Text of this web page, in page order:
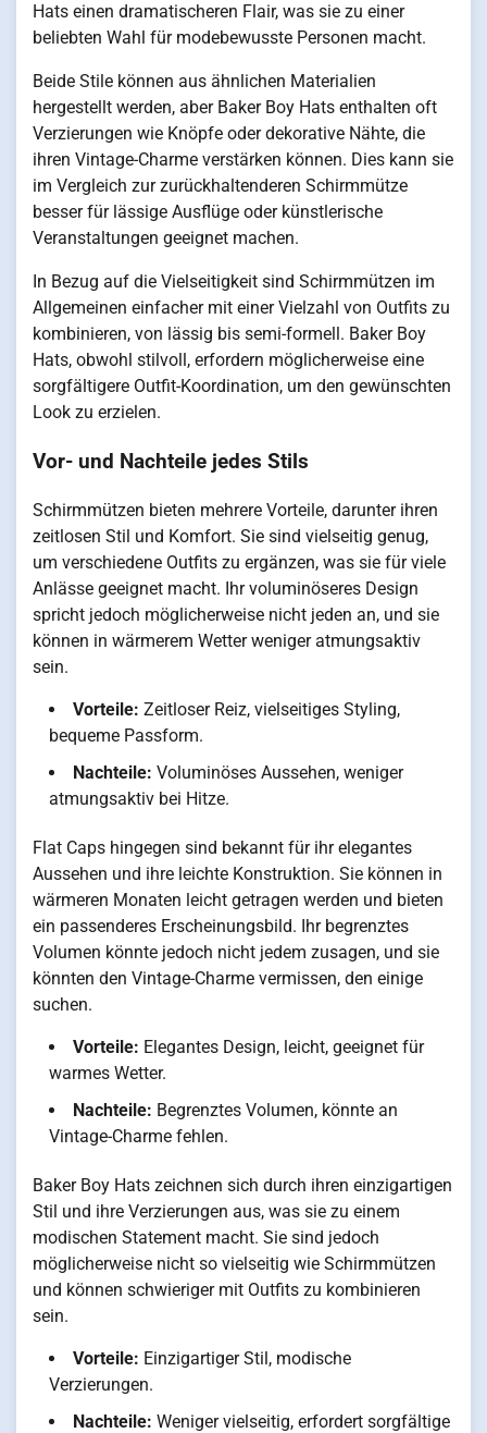
Hats einen dramatischeren Flair, was sie zu einer
beliebten Wahl für modebewusste Personen macht.
Beide Stile können aus ähnlichen Materialien
hergestellt werden, aber Baker Boy Hats enthalten oft
Verzierungen wie Knöpfe oder dekorative Nähte, die
ihren Vintage-Charme verstärken können. Dies kann sie
im Vergleich zur zurückhaltenderen Schirmmütze
besser für lässige Ausflüge oder künstlerische
Veranstaltungen geeignet machen.
In Bezug auf die Vielseitigkeit sind Schirmmützen im
Allgemeinen einfacher mit einer Vielzahl von Outfits zu
kombinieren, von lässig bis semi-formell. Baker Boy
Hats, obwohl stilvoll, erfordern möglicherweise eine
sorgfältigere Outfit-Koordination, um den gewünschten
Look zu erzielen.
Vor- und Nachteile jedes Stils
Schirmmützen bieten mehrere Vorteile, darunter ihren
zeitlosen Stil und Komfort. Sie sind vielseitig genug,
um verschiedene Outfits zu ergänzen, was sie für viele
Anlässe geeignet macht. Ihr voluminöseres Design
spricht jedoch möglicherweise nicht jeden an, und sie
können in wärmerem Wetter weniger atmungsaktiv
sein.
Vorteile: Zeitloser Reiz, vielseitiges Styling,
bequeme Passform.
Nachteile: Voluminöses Aussehen, weniger
atmungsaktiv bei Hitze.
Flat Caps hingegen sind bekannt für ihr elegantes
Aussehen und ihre leichte Konstruktion. Sie können in
wärmeren Monaten leicht getragen werden und bieten
ein passenderes Erscheinungsbild. Ihr begrenztes
Volumen könnte jedoch nicht jedem zusagen, und sie
könnten den Vintage-Charme vermissen, den einige
suchen.
Vorteile: Elegantes Design, leicht, geeignet für
warmes Wetter.
Nachteile: Begrenztes Volumen, könnte an
Vintage-Charme fehlen.
Baker Boy Hats zeichnen sich durch ihren einzigartigen
Stil und ihre Verzierungen aus, was sie zu einem
modischen Statement macht. Sie sind jedoch
möglicherweise nicht so vielseitig wie Schirmmützen
und können schwieriger mit Outfits zu kombinieren
sein.
Vorteile: Einzigartiger Stil, modische
Verzierungen.
Nachteile: Weniger vielseitig, erfordert sorgfältige